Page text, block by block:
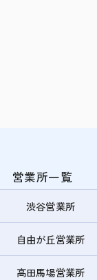
営業所一覧
渋谷営業所
自由が丘営業所
高田馬場営業所